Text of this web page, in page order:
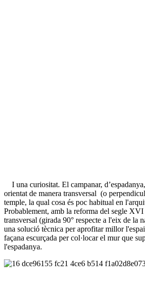
I una curiositat. El campanar,
orientat de manera transversal (o
temple, la qual cosa és poc habitual en
Probablement, amb la reforma del segle
transversal (girada 90° respecte a l'eix de la
una solució tècnica per aprofitar millor
façana escurçada per col·locar el mur que
l'espadanya.